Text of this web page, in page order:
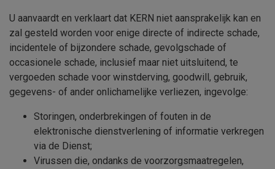
U aanvaardt en verklaart dat KERN niet aansprakelijk kan en
zal gesteld worden voor enige directe of indirecte schade,
incidentele of bijzondere schade, gevolgschade of
occasionele schade, inclusief maar niet uitsluitend, te
vergoeden schade voor winstderving, goodwill, gebruik,
gegevens- of ander onlichamelijke verliezen, ingevolge:
Storingen, onderbrekingen of fouten in de
elektronische dienstverlening of informatie verkregen
via de Dienst;
Virussen die, ondanks de voorzorgsmaatregelen,